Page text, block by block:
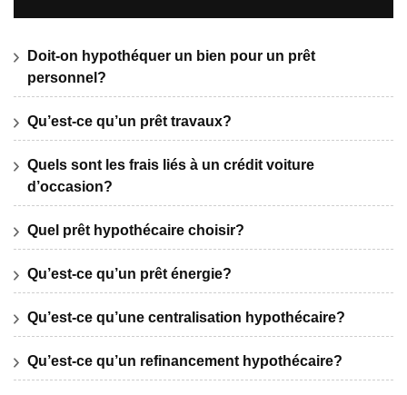
Doit-on hypothéquer un bien pour un prêt
personnel?
Qu’est-ce qu’un prêt travaux?
Quels sont les frais liés à un crédit voiture
d’occasion?
Quel prêt hypothécaire choisir?
Qu’est-ce qu’un prêt énergie?
Qu’est-ce qu’une centralisation hypothécaire?
Qu’est-ce qu’un refinancement hypothécaire?